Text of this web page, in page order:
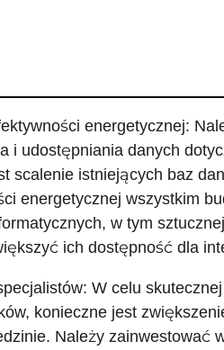
energetycznej:
i udostępniania danych
scalenie istniejących baz
energetycznej wszystkim
w tym
ich dostępność dla
W celu
konieczne jest
Należy zainwestować